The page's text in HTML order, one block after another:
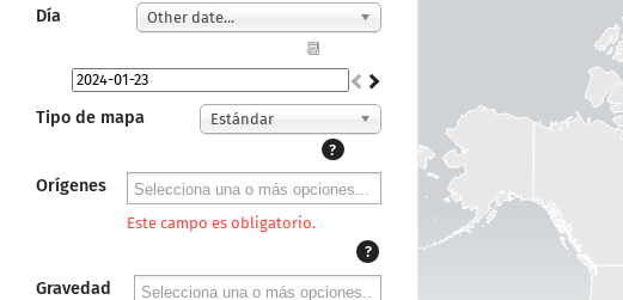
Día Other date...
📆
Tipo de mapa
Estándar
?
Orígenes
Este campo es obligatorio.
?
Gravedad